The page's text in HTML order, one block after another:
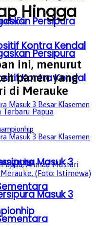
Persipura
Kontra Kendal
Masuk 3
Persipura
Kontra Kendal
Masuk 3
Hingga
ini, menurut
panen yang
di Merauke
Terbaru Papua